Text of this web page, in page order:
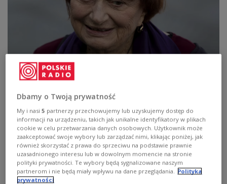
Agnes Varda. Nestorka francuskiej nowej
Dbamy o Twoją prywatność
My i nasi5 partnerzy przechowujemy lub uzyskujemy dostęp do
informacji na urządzeniu, takich jak unikalne identyfikatory w plikach
cookie w celu przetwarzania danych osobowych. Użytkownik może
zaakceptować swoje wybory lub zarządzać nimi, klikając poniżej, jak
również skorzystać z prawa do sprzeciwu na podstawie prawnie
uzasadnionego interesu lub w dowolnym momencie na stronie
polityki prywatności. Te wybory będą sygnalizowane naszym
partnerom i nie będą miały wpływu na dane przeglądania.
Polityka
prywatności